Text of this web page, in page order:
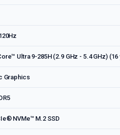
Ultra 9-285H (2.9 GHz - 5.4 GHz)
Graphics
NVMe™ M.2 SSD